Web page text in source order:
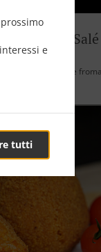
e
tutti
Salé
charcuterie et de